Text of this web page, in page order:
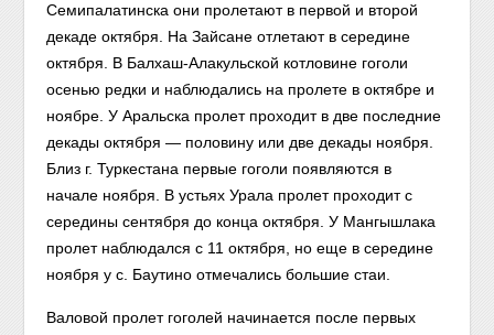
Семипалатинска они пролетают в первой и второй
декаде октября. На Зайсане отлетают в середине
октября. В Балхаш-Алакульской котловине гоголи
осенью редки и наблюдались на пролете в октябре и
ноябре. У Аральска пролет проходит в две последние
декады октября — половину или две декады ноября.
Близ г. Туркестана первые гоголи появляются в
начале ноября. В устьях Урала пролет проходит с
середины сентября до конца октября. У Мангышлака
пролет наблюдался с 11 октября, но еще в середине
ноября у с. Баутино отмечались большие стаи.
Валовой пролет гоголей начинается после первых